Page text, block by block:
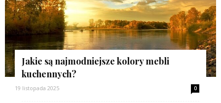
Jakie są najmodniejsze kolory mebli
kuchennych?
19 listopada 2025 0